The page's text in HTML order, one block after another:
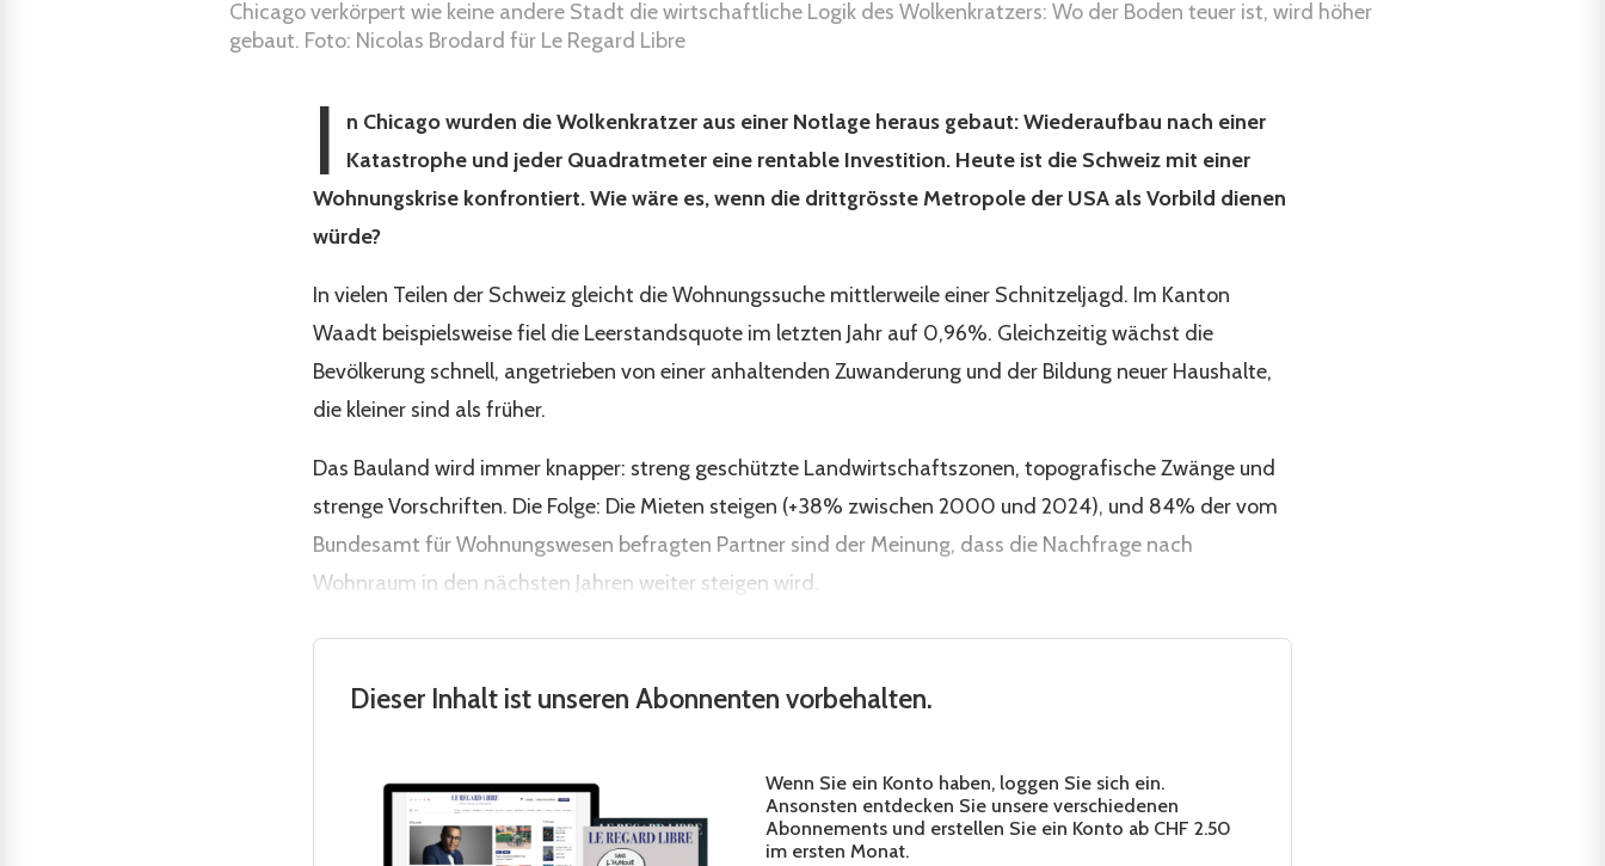
Chicago verkörpert wie keine andere Stadt die wirtschaftliche Logik des Wolkenkratzers: Wo der Boden teuer ist, wird höher
gebaut. Foto: Nicolas Brodard für Le Regard Libre
I
n Chicago wurden die Wolkenkratzer aus einer Notlage heraus gebaut: Wiederaufbau nach einer
Katastrophe und jeder Quadratmeter eine rentable Investition. Heute ist die Schweiz mit einer
Wohnungskrise konfrontiert. Wie wäre es, wenn die drittgrösste Metropole der USA als Vorbild dienen
würde?
In vielen Teilen der Schweiz gleicht die Wohnungssuche mittlerweile einer Schnitzeljagd. Im Kanton
Waadt beispielsweise fiel die Leerstandsquote im letzten Jahr auf 0,96%. Gleichzeitig wächst die
Bevölkerung schnell, angetrieben von einer anhaltenden Zuwanderung und der Bildung neuer Haushalte,
die kleiner sind als früher.
Das Bauland wird immer knapper: streng geschützte Landwirtschaftszonen, topografische Zwänge und
strenge Vorschriften. Die Folge: Die Mieten steigen (+38% zwischen 2000 und 2024), und 84% der vom
Bundesamt für Wohnungswesen befragten Partner sind der Meinung, dass die Nachfrage nach
Wohnraum in den nächsten Jahren weiter steigen wird.
Dieser Inhalt ist unseren Abonnenten vorbehalten.
Wenn Sie ein Konto haben, loggen Sie sich ein.
Ansonsten entdecken Sie unsere verschiedenen
Abonnements und erstellen Sie ein Konto ab CHF 2.50
im ersten Monat.